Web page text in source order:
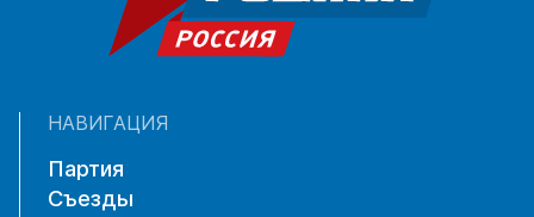
НАВИГАЦИЯ
Партия
Съезды